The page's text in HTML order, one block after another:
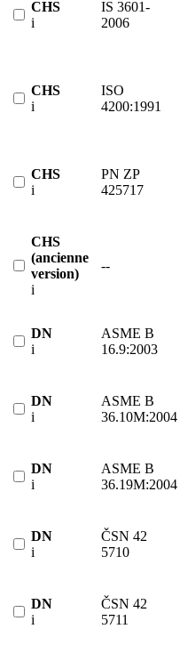
CHS
i
IS 3601-
2006
CHS
i
ISO
4200:1991
CHS
i
PN ZP
425717
CHS
(ancienne
version)
i
--
DN
i
ASME B
16.9:2003
DN
i
ASME B
36.10M:2004
DN
i
ASME B
36.19M:2004
DN
i
ČSN 42
5710
DN
i
ČSN 42
5711